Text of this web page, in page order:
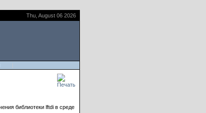
Thu, August 06 2026
|
библиотеки lftdi в среде